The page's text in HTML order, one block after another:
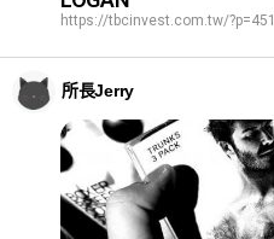
https://tbcinvest.com.tw/?p=451
所長Jerry